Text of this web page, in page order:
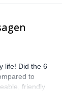
life! Did the 6
to
friendly